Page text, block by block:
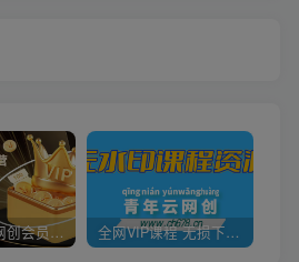
加入青年云网创会员，全站资源免费学习。加入高级合伙人，推广日入1000+ 全网VIP课程 无损下载~